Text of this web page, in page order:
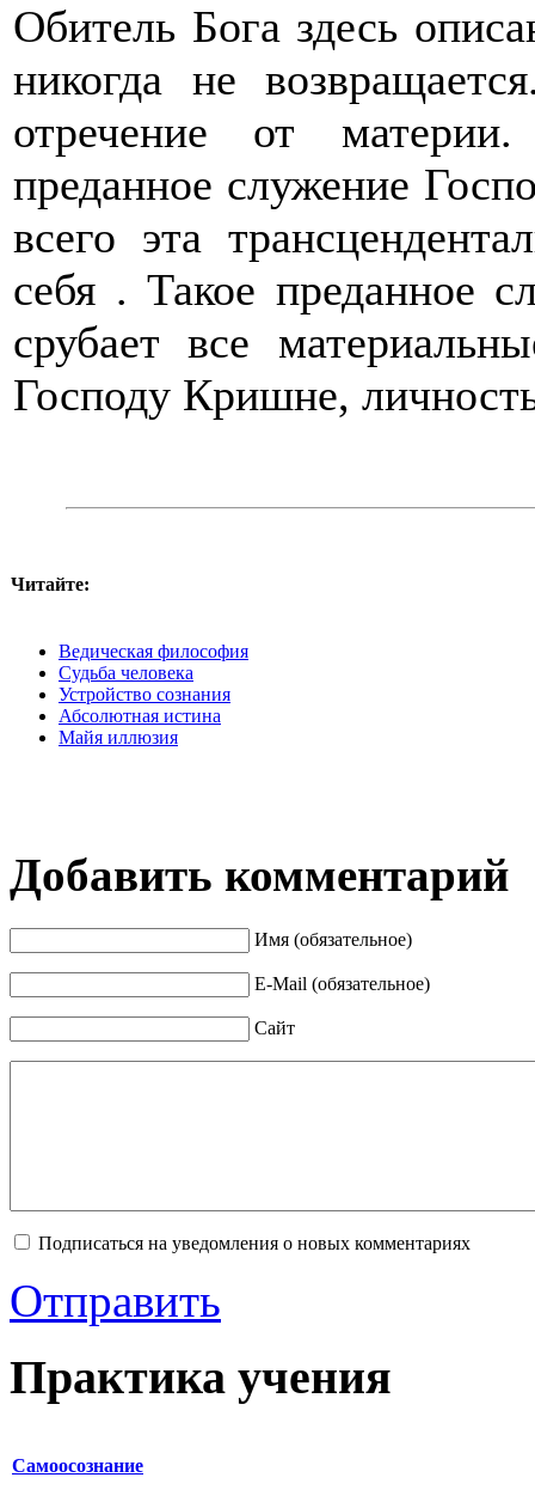
Обитель Бога здесь
никогда не
отречение от
преданное служение
всего эта
себя . Такое преданное
срубает все
Господу Кришне,
Читайте:
Ведическая философия
Судьба человека
Устройство сознания
Абсолютная истина
Майя иллюзия
Добавить комментарий
Имя (обязательное)
E-Mail (обязательное)
Сайт
Подписаться на уведомления о новых комментариях
Отправить
Практика учения
Самоосознание